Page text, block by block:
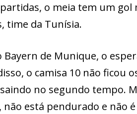
o meia tem um
time da Tunísia.
Bayern de Munique, o
o camisa 10 não
no segundo tempo.
não está pendurado e não